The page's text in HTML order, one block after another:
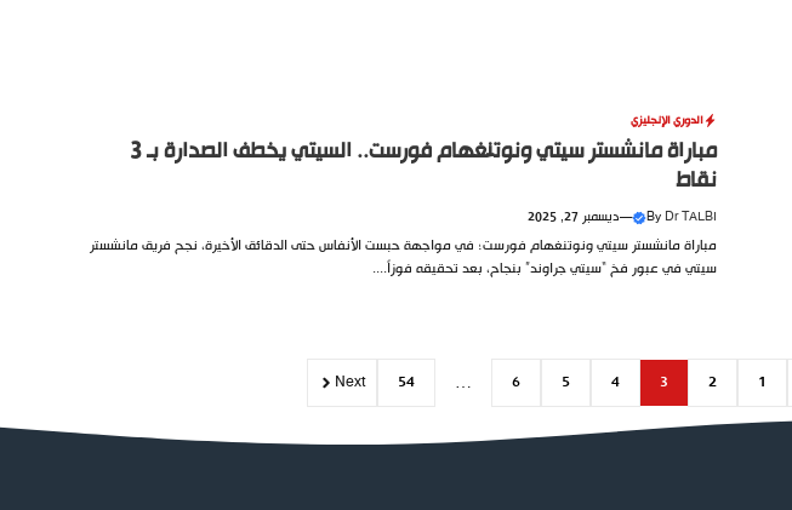
الدوري الإنجليزي
مباراة مانشستر سيتي ونوتنغهام فورست.. السيتي يخطف الصدارة بـ 3
نقاط
By Dr TALBI
—ديسمبر 27, 2025
مباراة مانشستر سيتي ونوتنغهام فورست؛ في مواجهة حبست الأنفاس حتى الدقائق الأخيرة، نجح فريق مانشستر
سيتي في عبور فخ “سيتي جراوند” بنجاح، بعد تحقيقه فوزاً....
1
2
3
4
5
6
…
54
Next